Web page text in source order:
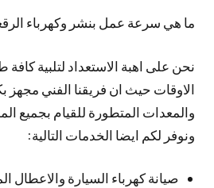
ما هي سرعة عمل بنشر وكهرباء
نحن على اهبة الاستعداد لتلبية كافة
الاوقات حيث ان فريقنا الفني مجهز
والمعدات المتطورة للقيام بجميع
ونوفر لكم ايضا الخدمات التالية:
صيانة كهرباء السيارة والاعطال